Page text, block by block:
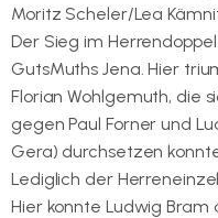
Moritz Scheler/Lea
Der Sieg im
GutsMuths Jena. Hier
Florian Wohlgemuth, die
gegen Paul Forner und
Gera) durchsetzen
Lediglich der
Hier konnte Ludwig